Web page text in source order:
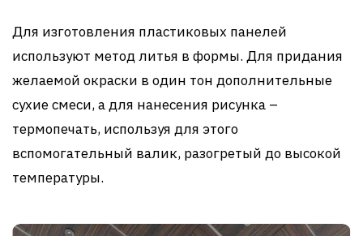
Для изготовления пластиковых панелей
используют метод литья в формы. Для придания
желаемой окраски в один тон дополнительные
сухие смеси, а для нанесения рисунка –
термопечать, используя для этого
вспомогательный валик, разогретый до высокой
температуры.